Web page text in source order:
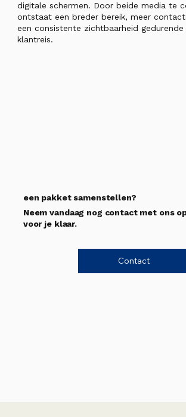
digitale schermen. Door beide media te
ontstaat een breder bereik, meer
een consistente zichtbaarheid gedurende
klantreis.
een pakket samenstellen?
Neem vandaag nog contact met ons
voor je klaar.
Contact